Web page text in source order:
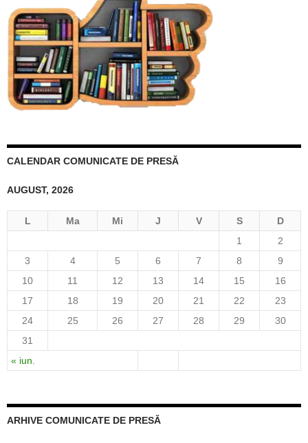
CALENDAR COMUNICATE DE PRESĂ
AUGUST, 2026
L Ma Mi J V S D
« iun.
1
2
3
4 5 6 7 8
9
10
11 12 13 14 15
16
17
18 19 20 21 22
23
24
25 26 27 28 29
30
31
ARHIVE COMUNICATE DE PRESĂ